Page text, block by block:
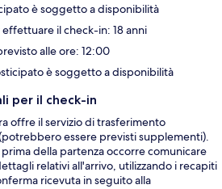
è soggetto a disponibilità
il check-in: 18 anni
alle ore: 12:00
è soggetto a disponibilità
per il check-in
offre il servizio di trasferimento
essere previsti supplementi).
della partenza occorre comunicare
relativi all'arrivo, utilizzando i recapiti
ricevuta in seguito alla